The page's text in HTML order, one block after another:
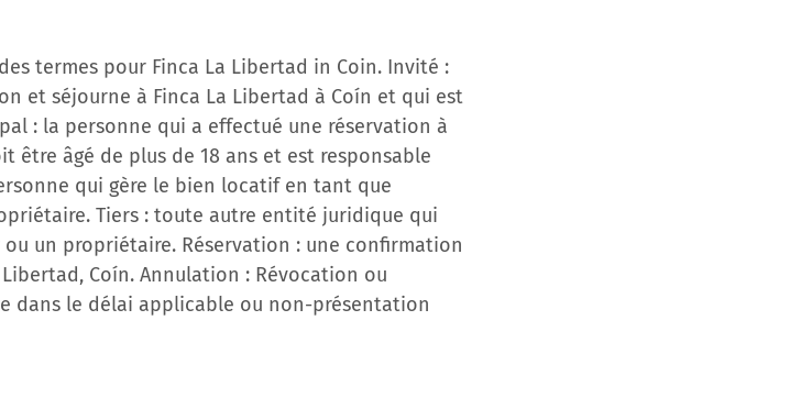
termes pour Finca La Libertad in Coin. Invité :
et séjourne à Finca La Libertad à Coín et qui est
: la personne qui a effectué une réservation à
être âgé de plus de 18 ans et est responsable
qui gère le bien locatif en tant que
Tiers : toute autre entité juridique qui
un propriétaire. Réservation : une confirmation
Coín. Annulation : Révocation ou
dans le délai applicable ou non-présentation